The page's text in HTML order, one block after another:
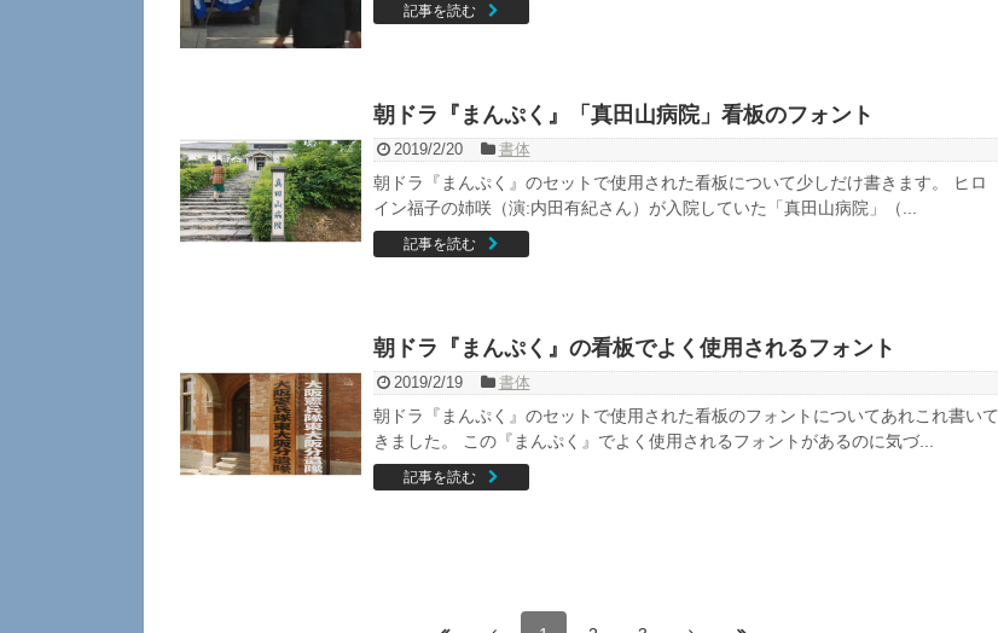
記事を読む
朝ドラ『まんぷく』「真田山病院」看板のフォント
2019/2/20 書体
朝ドラ『まんぷく』のセットで使用された看板について少しだけ書きます。 ヒロ
イン福子の姉咲（演:内田有紀さん）が入院していた「真田山病院」（...
記事を読む
朝ドラ『まんぷく』の看板でよく使用されるフォント
2019/2/19 書体
朝ドラ『まんぷく』のセットで使用された看板のフォントについてあれこれ書いて
きました。 この『まんぷく』でよく使用されるフォントがあるのに気づ...
記事を読む